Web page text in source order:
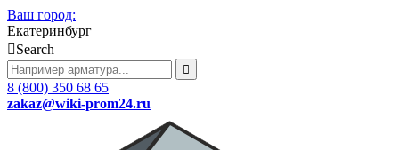
Ваш город:
Екатеринбург
Search
8 (800) 350 68 65
zakaz@wiki-prom24.ru